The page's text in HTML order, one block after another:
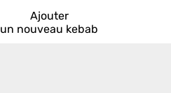
Ajouter
un nouveau kebab